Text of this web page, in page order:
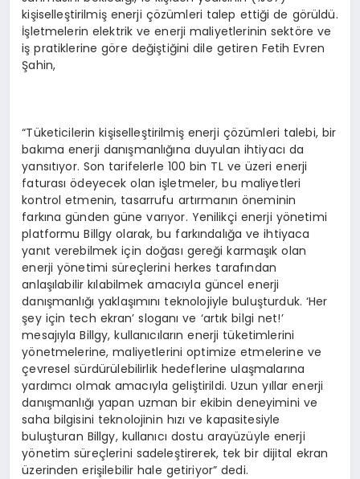
kişiselleştirilmiş enerji çözümleri talep ettiği de görüldü.
İşletmelerin elektrik ve enerji maliyetlerinin sektöre ve
iş pratiklerine göre değiştiğini dile getiren Fetih Evren
Şahin,
“Tüketicilerin kişiselleştirilmiş enerji çözümleri talebi, bir
bakıma enerji danışmanlığına duyulan ihtiyacı da
yansıtıyor. Son tarifelerle 100 bin TL ve üzeri enerji
faturası ödeyecek olan işletmeler, bu maliyetleri
kontrol etmenin, tasarrufu artırmanın öneminin
farkına günden güne varıyor. Yenilikçi enerji yönetimi
platformu Billgy olarak, bu farkındalığa ve ihtiyaca
yanıt verebilmek için doğası gereği karmaşık olan
enerji yönetimi süreçlerini herkes tarafından
anlaşılabilir kılabilmek amacıyla güncel enerji
danışmanlığı yaklaşımını teknolojiyle buluşturduk. ‘Her
şey için tech ekran’ sloganı ve ‘artık bilgi net!’
mesajıyla Billgy, kullanıcıların enerji tüketimlerini
yönetmelerine, maliyetlerini optimize etmelerine ve
çevresel sürdürülebilirlik hedeflerine ulaşmalarına
yardımcı olmak amacıyla geliştirildi. Uzun yıllar enerji
danışmanlığı yapan uzman bir ekibin deneyimini ve
saha bilgisini teknolojinin hızı ve kapasitesiyle
buluşturan Billgy, kullanıcı dostu arayüzüyle enerji
yönetim süreçlerini sadeleştirerek, tek bir dijital ekran
üzerinden erişilebilir hale getiriyor” dedi.